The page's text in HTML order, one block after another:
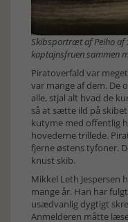
Skibsportræt af Peiho af
kaptajnsfruen sammen
Piratoverfald var
var mange af dem.
alle, stjal alt hvad de
så at sætte ild på
kutyme med offentlig
hovederne trillede.
fjerne østens tyfoner.
knust skib.
Mikkel Leth Jespersen
mange år. Han har
usædvanlig dygtigt
Anmelderen måtte